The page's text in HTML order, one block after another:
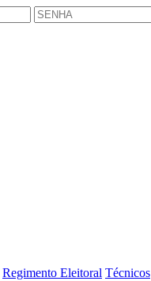
Regimento Eleitoral Técnicos